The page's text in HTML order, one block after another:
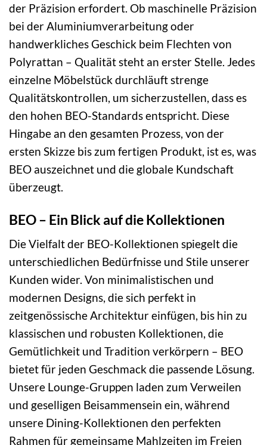
der Präzision erfordert. Ob maschinelle Präzision
bei der Aluminiumverarbeitung oder
handwerkliches Geschick beim Flechten von
Polyrattan – Qualität steht an erster Stelle. Jedes
einzelne Möbelstück durchläuft strenge
Qualitätskontrollen, um sicherzustellen, dass es
den hohen BEO-Standards entspricht. Diese
Hingabe an den gesamten Prozess, von der
ersten Skizze bis zum fertigen Produkt, ist es, was
BEO auszeichnet und die globale Kundschaft
überzeugt.
BEO – Ein Blick auf die Kollektionen
Die Vielfalt der BEO-Kollektionen spiegelt die
unterschiedlichen Bedürfnisse und Stile unserer
Kunden wider. Von minimalistischen und
modernen Designs, die sich perfekt in
zeitgenössische Architektur einfügen, bis hin zu
klassischen und robusten Kollektionen, die
Gemütlichkeit und Tradition verkörpern – BEO
bietet für jeden Geschmack die passende Lösung.
Unsere Lounge-Gruppen laden zum Verweilen
und geselligen Beisammensein ein, während
unsere Dining-Kollektionen den perfekten
Rahmen für gemeinsame Mahlzeiten im Freien